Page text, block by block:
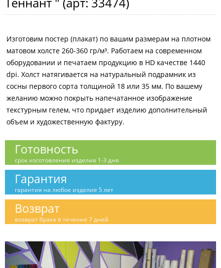
Изготовим постер (плакат) по вашим размерам на плотном
матовом холсте 260-360 гр/м³. Работаем на современном
оборудовании и печатаем продукцию в HD качестве 1440
dpi. Холст натягивается на натуральный подрамник из
сосны первого сорта толщиной 18 или 35 мм. По вашему
желанию можно покрыть напечатанное изображение
текстурным гелем, что придает изделию дополнительный
объем и художественную фактуру.
Готовность
срок изготовления изделия 1-3 дня
Гарантия
гарантия на любое изделие 5 лет
Возврат
возврат брака в течение 7 дней